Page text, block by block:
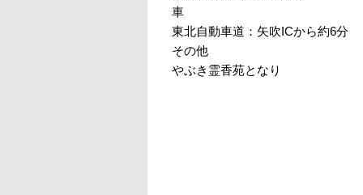
車
東北自動車道：矢吹ICから約6分
その他
やぶき霊香苑となり